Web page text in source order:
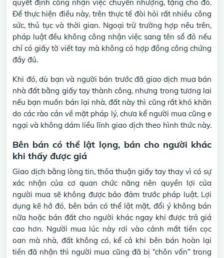
quyết định công nhận việc chuyển nhượng, tặng cho đó.
Để thực hiện điều này, trên thực tế đòi hỏi rất nhiều công
sức, thủ tục và thời gian. Ngoại trừ trường hợp nêu trên,
pháp luật đều không công nhận việc sang tên sổ đỏ nếu
chỉ có giấy tờ viết tay mà không có hợp đồng công chứng
đầy đủ.
Khi đó, dù bạn và người bán trước đã giao dịch mua bán
nhà đất bằng giấy tay thành công, nhưng trong tương lai
nếu bạn muốn bán lại nhà, đất này thì cũng rất khó khăn
do các rào cản về mặt pháp lý, chưa kể người mua cũng e
ngại và không dám liều lĩnh giao dịch theo hình thức này.
Bên bán có thể lật lọng, bán cho người khác
khi thấy được giá
Giao dịch bằng lòng tin, thỏa thuận giấy tay thay vì có sự
xác nhận của cơ quan chức năng nên quyền lợi của
người mua sẽ không được bảo đảm trước pháp luật. Lợi
dụng kẽ hở đó, bên bán có thể lật mặt, đổi ý không bán
nữa hoặc bán đất cho người khác ngay khi được trả giá
cao hơn. Người mua lúc này rơi vào cảnh mất tiền cọc
oan mà nhà, đất không có, kể cả khi bên bán hoàn lại
tiền đã nhận thì người mua cũng đã bị “chôn vốn” trong